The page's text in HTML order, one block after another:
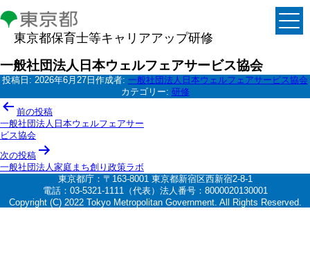
東京都保育士等キャリアアップ研修
一般社団法人日本ウェルフェアサービス協会
投稿日: 2026年6月27日 作成者: 一般社団法人日本ウェルフェアサービス協会
カテゴリー: 研修
投
稿
ナ
ビ
ゲ
ー
前の投稿
一般社団法人日本ウェルフェアサー
ビス協会
次の投稿
一般社団法人家庭まち創り政策ラボ
東京都庁：〒163-8001 東京都新宿区西新宿2-8-1
電話：03-5321-1111（代表）法人番号：8000020130001
Copyright (C) 2022 Tokyo Metropolitan Government. All Rights Reserved.